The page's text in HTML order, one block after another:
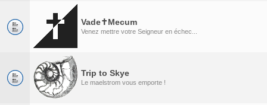
Vade✝Mecum
Venez mettre votre Seigneur en échec...
Trip to Skye
Le maelstrom vous emporte !